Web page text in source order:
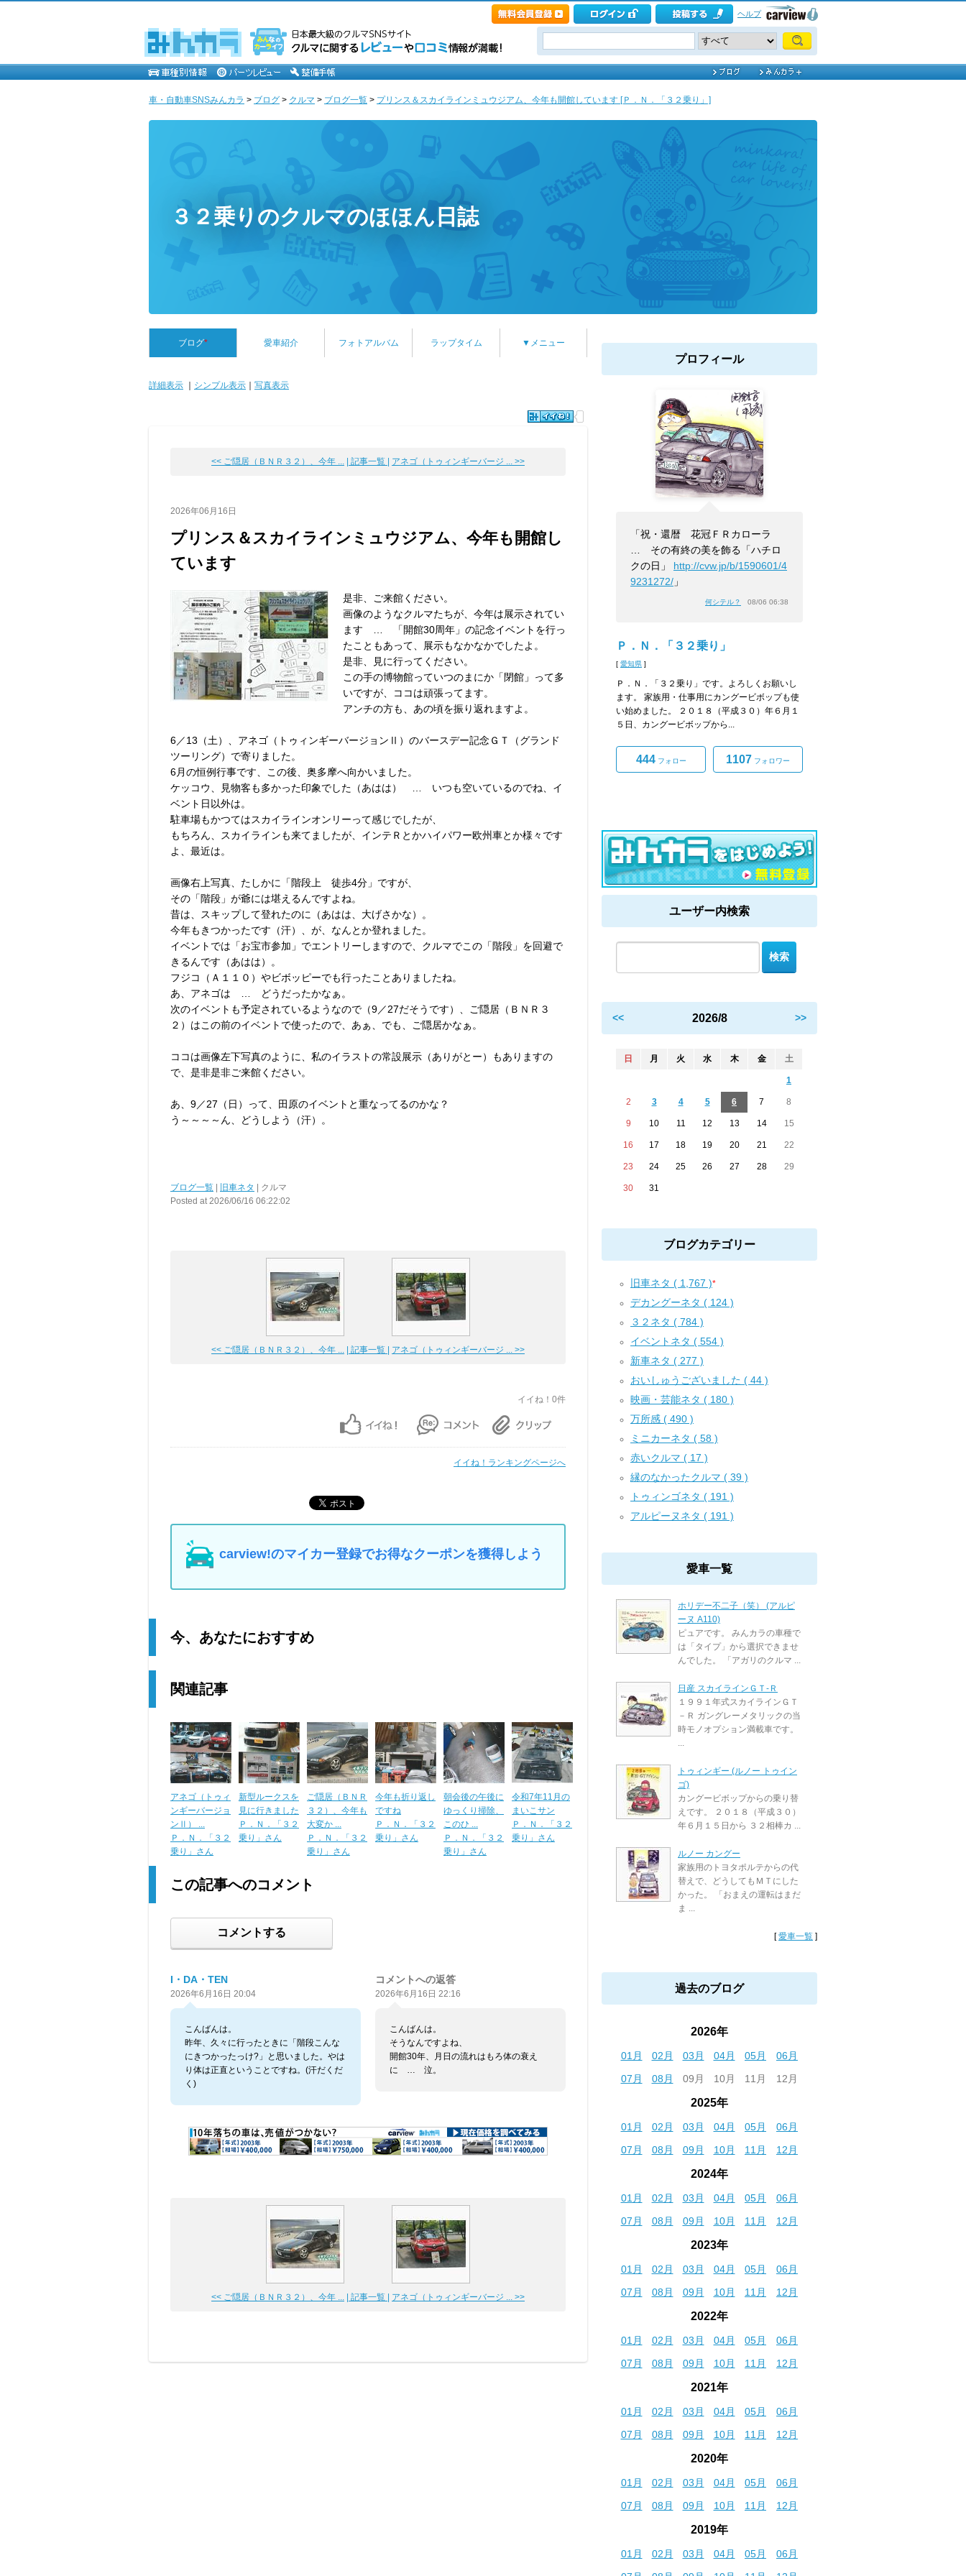
ヘルプ
車・自動車SNSみんカラ > ブログ > クルマ > ブログ一覧 > プリンス＆スカイラインミュウジアム、今年も開館しています [Ｐ．Ｎ．「３２乗り」]
３２乗りのクルマのほほん日誌
ブログ* 愛車紹介 フォトアルバム ラップタイム ▼メニュー
詳細表示 シンプル表示 写真表示
<< ご隠居（ＢＮＲ３２）、今年 ... | 記事一覧 | アネゴ（トゥィンギーバージ ... >>
2026年06月16日
プリンス＆スカイラインミュウジアム、今年も開館し
ています
是非、ご来館ください。
画像のようなクルマたちが、今年は展示されてい
ます … 「開館30周年」の記念イベントを行っ
たこともあって、展示もなかなかでしたよ。
是非、見に行ってください。
この手の博物館っていつのまにか「閉館」って多
いですが、ココは頑張ってます。
アンチの方も、あの頃を振り返れますよ。
6／13（土）、アネゴ（トゥィンギーバージョンⅡ）のバースデー記念ＧＴ（グランド
ツーリング）で寄りました。
6月の恒例行事です、この後、奥多摩へ向かいました。
ケッコウ、見物客も多かった印象でした（あはは） … いつも空いているのでね、イ
ベント日以外は。
駐車場もかつてはスカイラインオンリーって感じでしたが、
もちろん、スカイラインも来てましたが、インテＲとかハイパワー欧州車とか様々です
よ、最近は。
画像右上写真、たしかに「階段上 徒歩4分」ですが、
その「階段」が爺には堪えるんですよね。
昔は、スキップして登れたのに（あはは、大げさかな）。
今年もきつかったです（汗）、が、なんとか登れました。
イベントでは「お宝市参加」でエントリーしますので、クルマでこの「階段」を回避で
きるんです（あはは）。
フジコ（Ａ１１０）やビボッピーでも行ったことありましたね。
あ、アネゴは … どうだったかなぁ。
次のイベントも予定されているようなので（9／27だそうです）、ご隠居（ＢＮＲ３
２）はこの前のイベントで使ったので、あぁ、でも、ご隠居かなぁ。
ココは画像左下写真のように、私のイラストの常設展示（ありがとー）もありますの
で、是非是非ご来館ください。
あ、9／27（日）って、田原のイベントと重なってるのかな？
う～～～～ん、どうしよう（汗）。
ブログ一覧 旧車ネタ
| クルマ
Posted at 2026/06/16 06:22:02
<< ご隠居（ＢＮＲ３２）、今年 ... | 記事一覧 | アネゴ（トゥィンギーバージ ... >>
イイね！0件
イイね！ランキングページへ
carview!のマイカー登録でお得なクーポンを獲得しよう
今、あなたにおすすめ
関連記事
アネゴ（トゥィ
ンギーバージョ
ンⅡ） ...
Ｐ．Ｎ．「３２
乗り」さん
新型ルークスを
見に行きました
Ｐ．Ｎ．「３２
乗り」さん
ご隠居（ＢＮＲ
３２）、今年も
大変か ...
Ｐ．Ｎ．「３２
乗り」さん
今年も折り返し
ですね
Ｐ．Ｎ．「３２
乗り」さん
朝会後の午後に
ゆっくり掃除、
このひ ...
Ｐ．Ｎ．「３２
乗り」さん
令和7年11月の
まいこサン
Ｐ．Ｎ．「３２
乗り」さん
この記事へのコメント
コメントする
I・DA・TEN
2026年6月16日 20:04
こんばんは。
昨年、久々に行ったときに「階段こんな
にきつかったっけ?」と思いました。やは
り体は正直ということですね。(汗だくだ
く)
コメントへの返答
2026年6月16日 22:16
こんばんは。
そうなんですよね、
開館30年、月日の流れはもろ体の衰え
に … 泣。
<< ご隠居（ＢＮＲ３２）、今年 ... | 記事一覧 | アネゴ（トゥィンギーバージ ... >>
プロフィール
「祝・還暦 花冠ＦＲカローラ
… その有終の美を飾る「ハチロ
クの日」 http://cvw.jp/b/1590601/4
9231272/ 」
何シテル？ 08/06 06:38
Ｐ．Ｎ．「３２乗り」
[ 愛知県 ]
Ｐ．Ｎ．「３２乗り」です。よろしくお願いし
ます。 家族用・仕事用にカングービボップも使
い始めました。 ２０１８（平成３０）年６月１
５日、カングービボップから...
444フォロー 1107 フォロワー
ユーザー内検索
<< 2026/8 >>
日 月 火 水 木 金 土
1
2 3 4 5 6 7 8
9 10 11 12 13 14 15
16 17 18 19 20 21 22
23 24 25 26 27 28 29
30 31
ブログカテゴリー
旧車ネタ ( 1,767 )*
デカングーネタ ( 124 )
３２ネタ ( 784 )
イベントネタ ( 554 )
新車ネタ ( 277 )
おいしゅうございました ( 44 )
映画・芸能ネタ ( 180 )
万所感 ( 490 )
ミニカーネタ ( 58 )
赤いクルマ ( 17 )
縁のなかったクルマ ( 39 )
トゥィンゴネタ ( 191 )
アルピーヌネタ ( 191 )
愛車一覧
ホリデー不二子（笑） (アルピ
ーヌ A110)
ピュアです。 みんカラの車種で
は「タイプ」から選択できませ
んでした。 「アガリのクルマ ...
日産 スカイラインＧＴ‐Ｒ
１９９１年式スカイラインＧＴ
－Ｒ ガングレーメタリックの当
時モノオプション満載車です。
...
トゥィンギー (ルノー トゥイン
ゴ)
カングービボップからの乗り替
えです。 ２０１８（平成３０）
年６月１５日から ３２相棒カ ...
ルノー カングー
家族用のトヨタポルテからの代
替えで、どうしてもＭＴにした
かった。 「おまえの運転はまだ
ま ...
[愛車一覧 ]
過去のブログ
2026年
01月 02月 03月 04月 05月
06月
07月
08月 09月 10月 11月 12月
2025年
01月 02月 03月 04月 05月
06月
07月
08月 09月 10月 11月 12月
2024年
01月 02月 03月 04月 05月
06月
07月
08月 09月 10月 11月 12月
2023年
01月 02月 03月 04月 05月
06月
07月
08月 09月 10月 11月 12月
2022年
01月 02月 03月 04月 05月
06月
07月
08月 09月 10月 11月 12月
2021年
01月 02月 03月 04月 05月
06月
07月
08月 09月 10月 11月 12月
2020年
01月 02月 03月 04月 05月
06月
07月
08月 09月 10月 11月 12月
2019年
01月 02月 03月 04月 05月
06月